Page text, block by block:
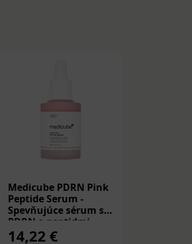
Medicube PDRN Pink
Peptide Serum -
Spevňujúce sérum s
PDRN a peptidmi
30ml
14,22 €